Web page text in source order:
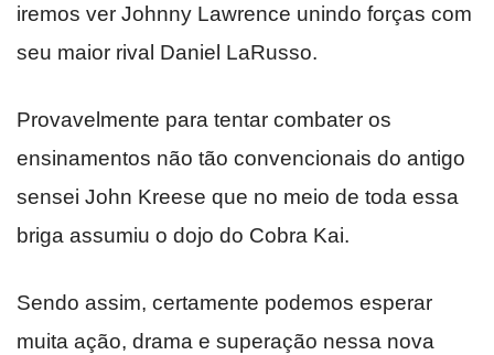
iremos ver Johnny Lawrence unindo forças com
seu maior rival Daniel LaRusso.
Provavelmente para tentar combater os
ensinamentos não tão convencionais do antigo
sensei John Kreese que no meio de toda essa
briga assumiu o dojo do Cobra Kai.
Sendo assim, certamente podemos esperar
muita ação, drama e superação nessa nova